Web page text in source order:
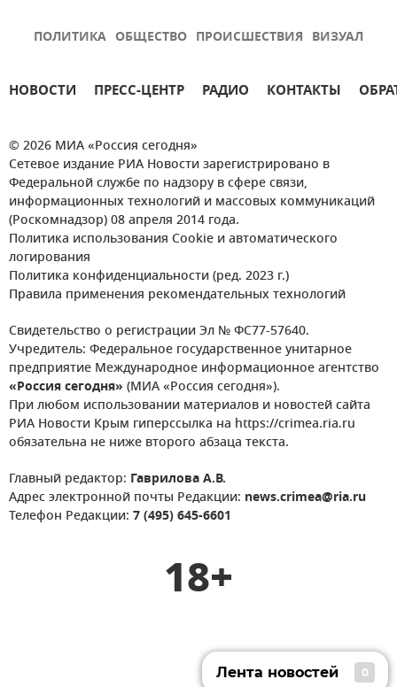
ПОЛИТИКА ОБЩЕСТВО ПРОИСШЕСТВИЯ ВИЗУАЛ
НОВОСТИ ПРЕСС-ЦЕНТР РАДИО КОНТАКТЫ
© 2026 МИА «Россия сегодня»
Сетевое издание РИА Новости зарегистрировано в
Федеральной службе по надзору в сфере связи,
информационных технологий и массовых коммуникаций
(Роскомнадзор) 08 апреля 2014 года.
Политика использования Cookie и автоматического
логирования
Политика конфиденциальности (ред. 2023 г.)
Правила применения рекомендательных технологий
Свидетельство о регистрации Эл № ФС77-57640.
Учредитель: Федеральное государственное унитарное
предприятие Международное информационное агентство
«Россия сегодня» (МИА «Россия сегодня»).
При любом использовании материалов и новостей сайта
РИА Новости Крым гиперссылка на https://crimea.ria.ru
обязательна не ниже второго абзаца текста.
Главный редактор: Гаврилова А.В.
Адрес электронной почты Редакции: news.crimea@ria.ru
Телефон Редакции: 7 (495) 645-6601
18+
Лента новостей 0